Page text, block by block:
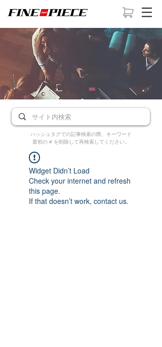
ハッシュタグでの記事検索の際、キーワード
最初の # を削除して再検索してください。
Widget Didn’t Load
Check your internet and refresh
this page.
If that doesn’t work, contact us.